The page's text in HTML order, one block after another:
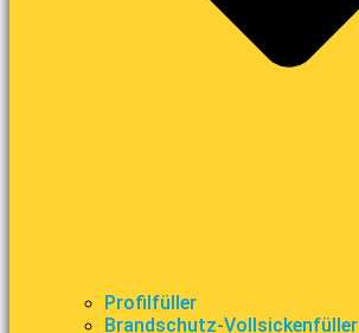
Profilfüller
Brandschutz-Vollsickenfüller